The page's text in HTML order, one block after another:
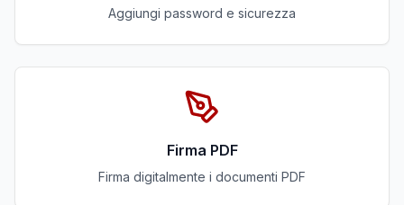
Aggiungi password e sicurezza
Firma PDF
Firma digitalmente i documenti PDF